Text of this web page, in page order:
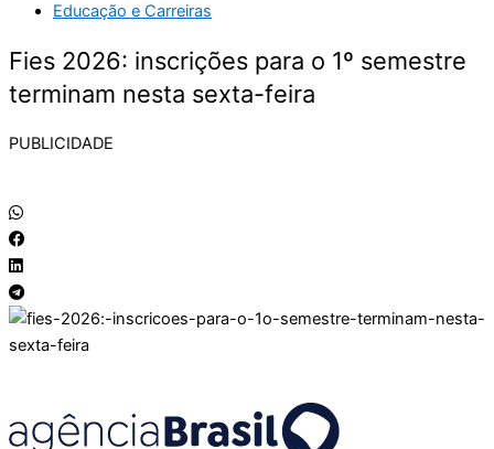
Educação e Carreiras
Fies 2026: inscrições para o 1º semestre
terminam nesta sexta-feira
PUBLICIDADE